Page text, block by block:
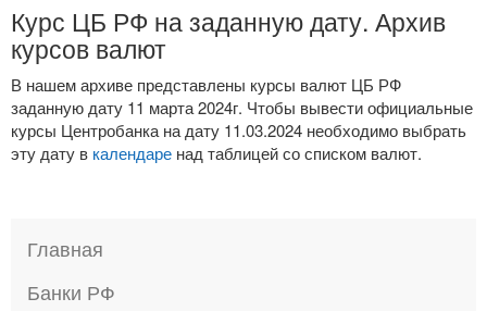
Курс ЦБ РФ на заданную дату. Архив
курсов валют
В нашем архиве представлены курсы валют ЦБ РФ
заданную дату 11 марта 2024г. Чтобы вывести официальные
курсы Центробанка на дату 11.03.2024 необходимо выбрать
эту дату в календаре над таблицей со списком валют.
Главная
Банки РФ